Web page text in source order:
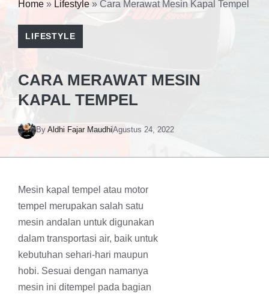
Home » Lifestyle » Cara Merawat Mesin Kapal Tempel
LIFESTYLE
CARA MERAWAT MESIN
KAPAL TEMPEL
By Aldhi Fajar MaudhiAgustus 24, 2022
Mesin kapal tempel atau motor
tempel merupakan salah satu
mesin andalan untuk digunakan
dalam transportasi air, baik untuk
kebutuhan sehari-hari maupun
hobi. Sesuai dengan namanya
mesin ini ditempel pada bagian